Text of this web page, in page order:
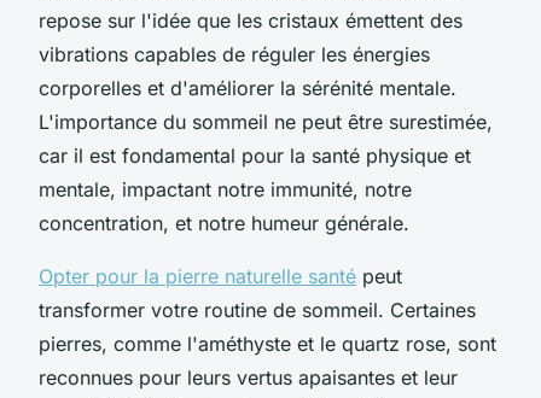
repose sur l'idée que les cristaux émettent des
vibrations capables de réguler les énergies
corporelles et d'améliorer la sérénité mentale.
L'importance du sommeil ne peut être surestimée,
car il est fondamental pour la santé physique et
mentale, impactant notre immunité, notre
concentration, et notre humeur générale.
Opter pour la pierre naturelle santé peut
transformer votre routine de sommeil. Certaines
pierres, comme l'améthyste et le quartz rose, sont
reconnues pour leurs vertus apaisantes et leur